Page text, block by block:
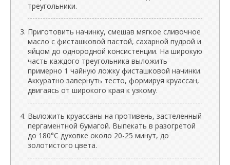
треугольники.
Приготовить начинку, смешав мягкое сливочное
масло с фисташковой пастой, сахарной пудрой и
яйцом до однородной консистенции. На широкую
часть каждого треугольника выложить
примерно 1 чайную ложку фисташковой начинки.
Аккуратно завернуть тесто, формируя круассан,
двигаясь от широкого края к узкому.
Выложить круассаны на противень, застеленный
пергаментной бумагой. Выпекать в разогретой
до 180°C духовке около 20-25 минут, до
золотистого цвета.